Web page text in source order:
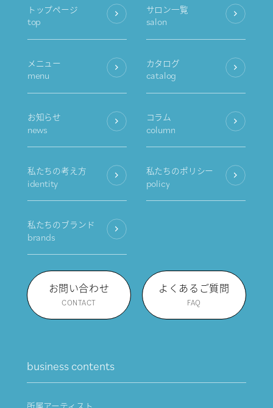
トップページ
top
サロン一覧
salon
メニュー
menu
カタログ
catalog
お知らせ
news
コラム
column
私たちの考え方
identity
私たちのポリシー
policy
私たちのブランド
brands
お問い合わせ
CONTACT
よくあるご質問
FAQ
business contents
所属アーティスト